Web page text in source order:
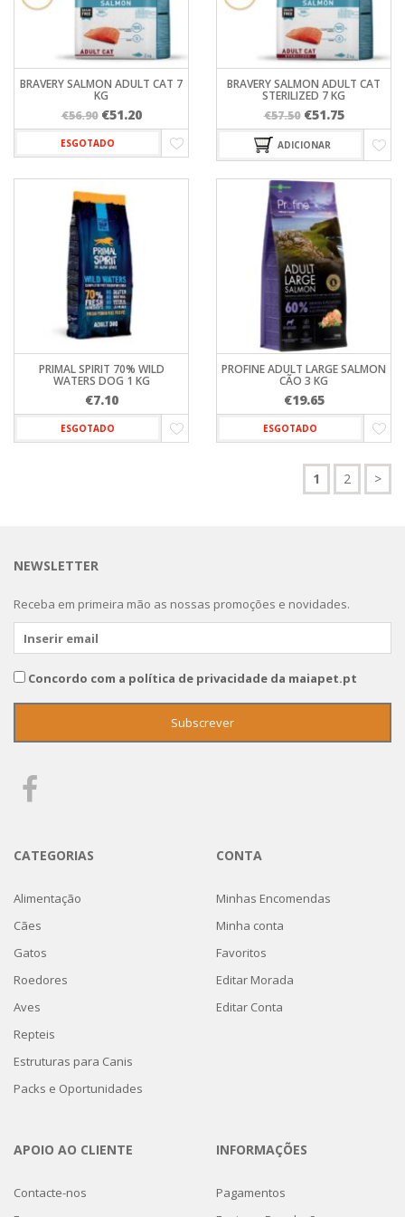
BRAVERY SALMON ADULT CAT 7
KG
€56.90 O
preço
original
€51.20O
preço
atual
ESGOTADO
BRAVERY SALMON ADULT CAT
STERILIZED 7 KG
€57.50 O
preço
original
€57.50.
€51.75O
preço
atual
ADICIONAR
PRIMAL SPIRIT 70% WILD
WATERS DOG 1 KG
€7.10
ESGOTADO
PROFINE ADULT LARGE SALMON
CÃO 3 KG
€19.65
ESGOTADO
1 2 >
NEWSLETTER
Receba em primeira mão as nossas promoções e novidades.
Concordo com a política de privacidade da maiapet.pt
CATEGORIAS
Alimentação
Cães
Gatos
Roedores
Aves
Repteis
Estruturas para Canis
Packs e Oportunidades
CONTA
Minhas Encomendas
Minha conta
Favoritos
Editar Morada
Editar Conta
APOIO AO CLIENTE
Contacte-nos
INFORMAÇÕES
Pagamentos